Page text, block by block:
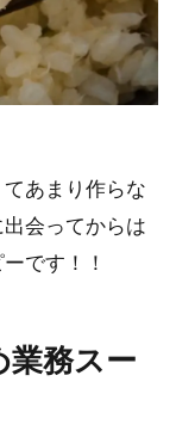
あまり作らな
会ってからは
です！！
業務スー